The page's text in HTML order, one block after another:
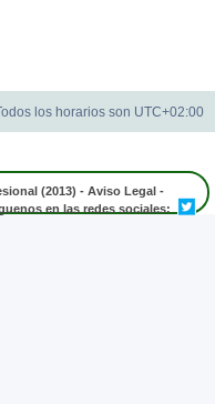
los horarios son UTC+02:00
(2013) - Aviso Legal -
en las redes sociales: